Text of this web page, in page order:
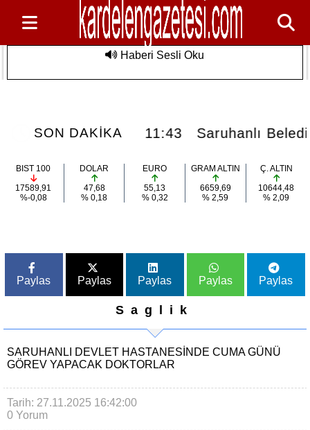
Haberi Sesli Oku
SON DAKİKA
11:43 Saruhanlı Belediyesi'nden
BIST 100
17589,91
%-0,08
DOLAR
47,68
% 0,18
EURO
55,13
% 0,32
GRAM ALTIN
6659,69
% 2,59
Ç. ALTIN
10644,48
% 2,09
Paylas Paylas Paylas Paylas Paylas
Saglik
SARUHANLI DEVLET HASTANESINDE CUMA GÜNÜ
GÖREV YAPACAK DOKTORLAR
Tarih: 27.11.2025 16:42:00
0 Yorum